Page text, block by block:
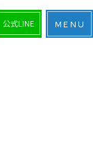
公式LINE